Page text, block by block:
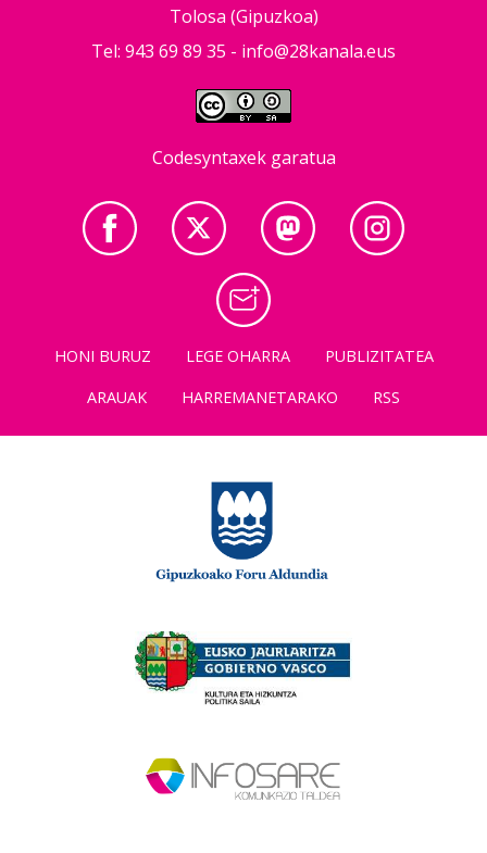
Tolosa (Gipuzkoa)
Tel: 943 69 89 35 - info@28kanala.eus
Codesyntaxek garatua
HONI BURUZ LEGE OHARRA
PUBLIZITATEA
ARAUAK
HARREMANETARAKO RSS